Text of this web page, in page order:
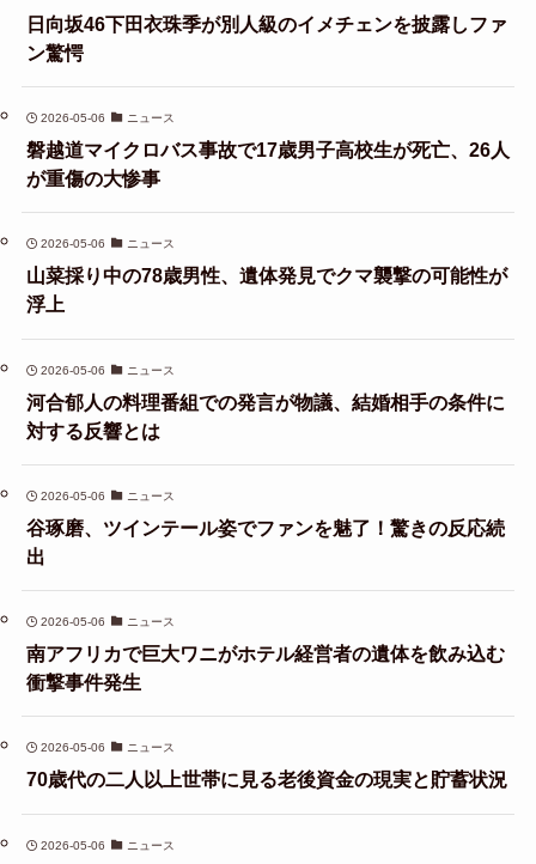
日向坂46下田衣珠季が別人級のイメチェンを披露しファ
ン驚愕
2026-05-06 ニュース
磐越道マイクロバス事故で17歳男子高校生が死亡、26人
が重傷の大惨事
2026-05-06 ニュース
山菜採り中の78歳男性、遺体発見でクマ襲撃の可能性が
浮上
2026-05-06 ニュース
河合郁人の料理番組での発言が物議、結婚相手の条件に
対する反響とは
2026-05-06 ニュース
谷琢磨、ツインテール姿でファンを魅了！驚きの反応続
出
2026-05-06 ニュース
南アフリカで巨大ワニがホテル経営者の遺体を飲み込む
衝撃事件発生
2026-05-06 ニュース
70歳代の二人以上世帯に見る老後資金の現実と貯蓄状況
2026-05-06 ニュース